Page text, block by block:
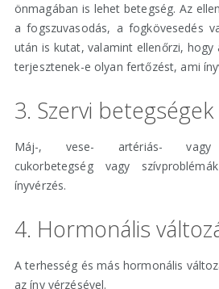
önmagában is lehet betegség. Az
a fogszuvasodás, a fogkövesedés
után is kutat, valamint ellenőrzi, hogy
terjesztenek-e olyan fertőzést, ami
3. Szervi betegségek
Máj-, vese- artériás- vagy
cukorbetegség vagy
ínyvérzés.
4. Hormonális
A terhesség és más hormonális
az íny vérzésével.